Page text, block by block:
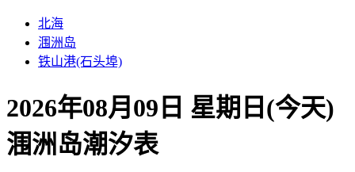
北海
涠洲岛
铁山港(石头埠)
2026年08月09日 星期日(今天)
涠洲岛潮汐表